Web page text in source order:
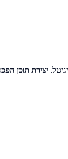
יצירת תוכן